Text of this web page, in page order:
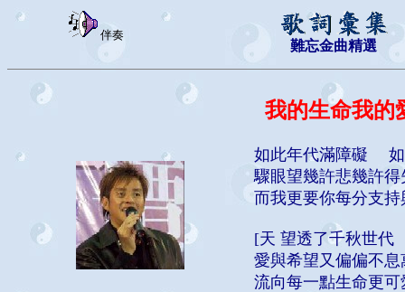
伴奏
難忘金曲精選
我的生命我的
如此年代滿障礙
驟眼望幾許悲幾
而我更要你每分支持
[天 望透了千秋世
愛與希望又偏偏不息
流向每一點生命更